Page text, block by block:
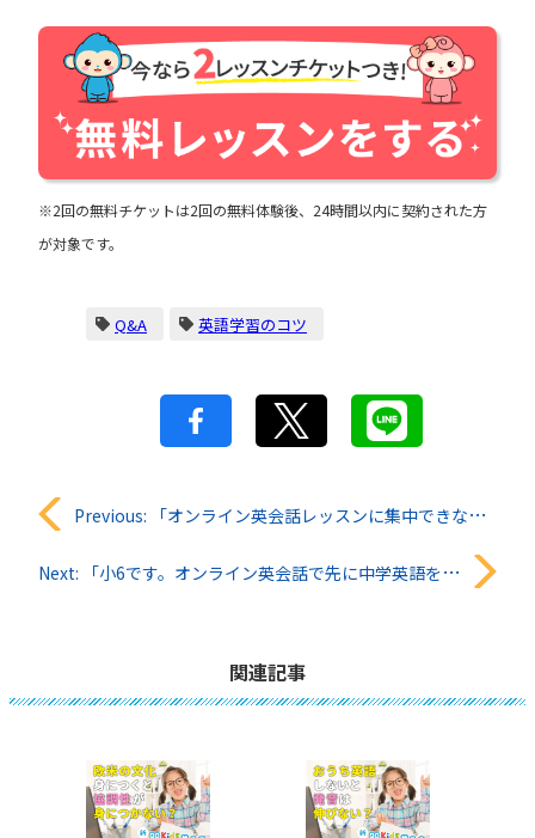
※2回の無料チケットは2回の無料体験後、24時間以内に契約された方
が対象です。
Q&A 英語学習のコツ
投
稿
Previous: 「オンライン英会話レッスンに集中できない時はどうする？」QQキッズ知恵袋#37
Next: 「小6です。オンライン英会話で先に中学英語を学べますか？」QQキッズ知恵袋#39
関連記事